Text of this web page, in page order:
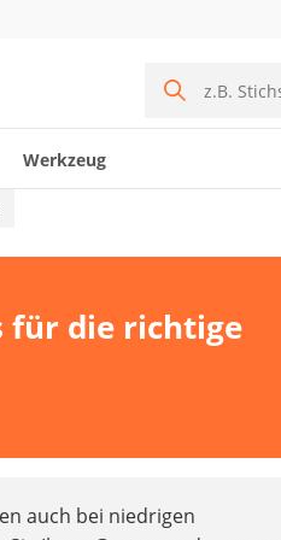
Werkzeug
für die richtige
auch bei niedrigen